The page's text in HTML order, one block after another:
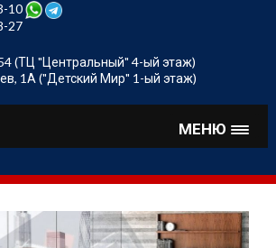
10
27
(ТЦ "Центральный" 4-ый этаж)
1А ("Детский Мир" 1-ый этаж)
МЕНЮ